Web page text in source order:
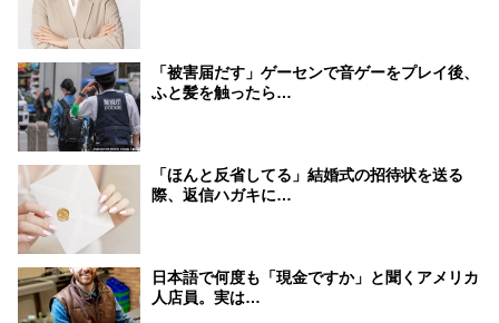
「被害届だす」ゲーセンで音ゲーをプレイ後、
ふと髪を触ったら…
「ほんと反省してる」結婚式の招待状を送る
際、返信ハガキに…
日本語で何度も「現金ですか」と聞くアメリカ
人店員。実は…